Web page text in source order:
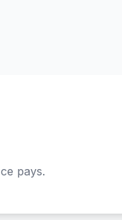
pays.